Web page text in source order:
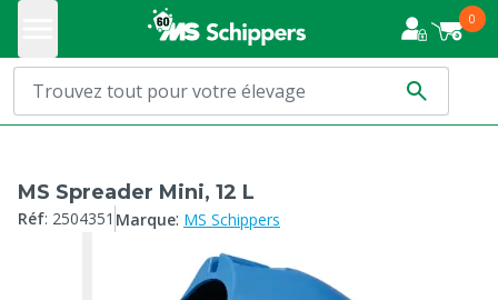
0
MS Spreader Mini, 12 L
Réf: 2504351 Marque: MS Schippers